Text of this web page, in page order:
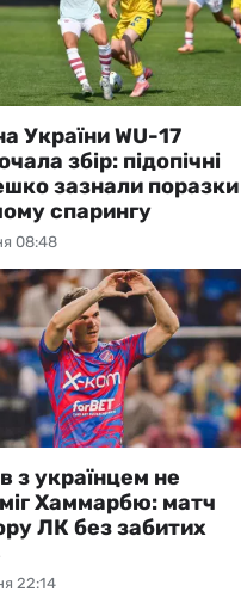
08:48
України WU-17
збір: підопічні
зазнали
спарингу
22:14
з українцем не
Хаммарбю: матч
ЛК без забитих